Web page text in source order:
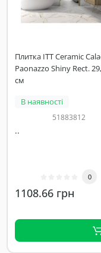
Плитка ITT Ceramic
Paonazzo Shiny Rect.
см
В наявності
51883812
..
0
1108.66 грн